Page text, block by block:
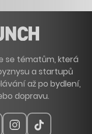
se tématům, která
a startupů
až po bydlení,
dopravu.